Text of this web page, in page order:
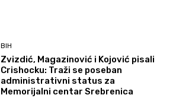
BIH
Zvizdić, Magazinović i Kojović pisali
Crishocku: Traži se poseban
administrativni status za
Memorijalni centar Srebrenica